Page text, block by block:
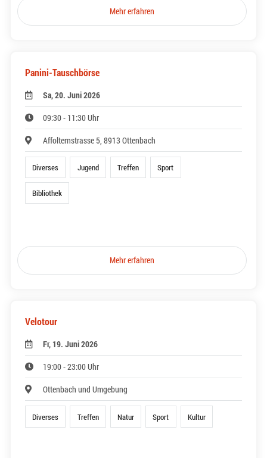
Mehr erfahren
Panini-Tauschbörse
Sa, 20. Juni 2026
09:30 - 11:30 Uhr
Affolternstrasse 5, 8913 Ottenbach
Diverses Jugend Treffen Sport
Bibliothek
Mehr erfahren
Velotour
Fr, 19. Juni 2026
19:00 - 23:00 Uhr
Ottenbach und Umgebung
Diverses Treffen Natur Sport Kultur